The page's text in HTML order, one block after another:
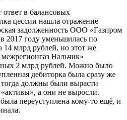
в балансовых
цессии нашла отражение
задолженность ООО «Газпром
2017 году уменьшилась по
млрд рублей, но этот же
Нальчик»
2 млрд рублей. Можно было
дебиторка была сразу же
должны были вырасти
«активы», а они не выросли.
переуступлена кому-то ещё, и